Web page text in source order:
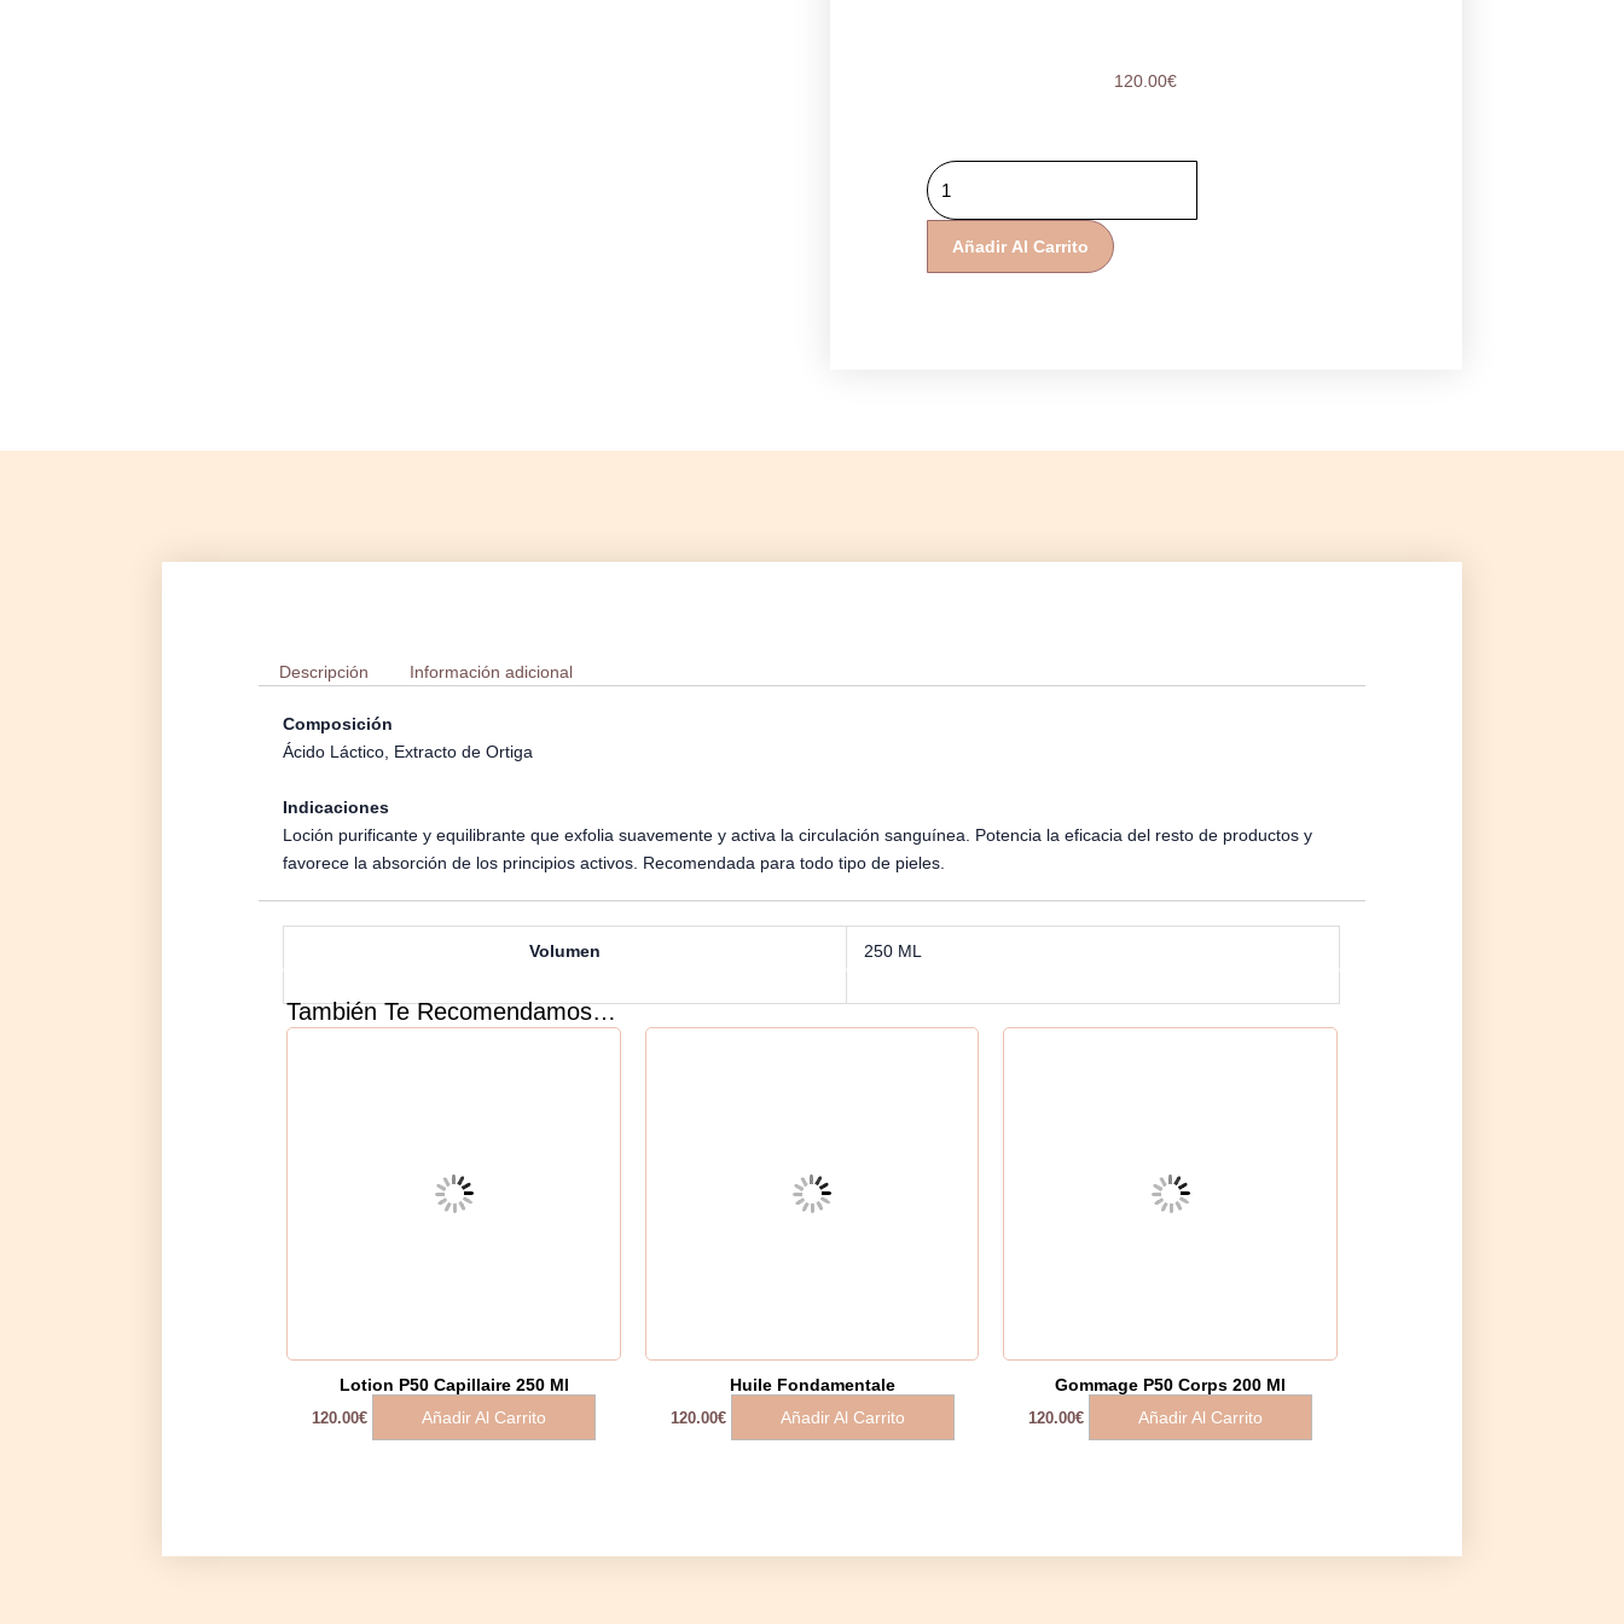
120.00€
Lotion
P50
250
Añadir Al Carrito
Descripción Información adicional
Composición
Ácido Láctico, Extracto de Ortiga
Indicaciones
Loción purificante y equilibrante que exfolia suavemente y activa la circulación sanguínea. Potencia la eficacia del resto de productos y
favorece la absorción de los principios activos. Recomendada para todo tipo de pieles.
Volumen 250 ML
También Te Recomendamos…
Lotion P50 Capillaire 250 Ml
120.00€ Añadir Al Carrito
Huile Fondamentale
120.00€ Añadir Al Carrito
Gommage P50 Corps 200 Ml
120.00€ Añadir Al Carrito